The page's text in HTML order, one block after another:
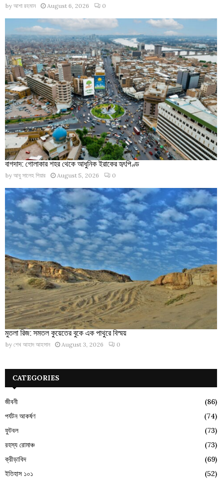
by আশা রহমান August 6, 2026 0
বাগদাদ: গোলাকার শহর থেকে আধুনিক ইরাকের হৃৎপিণ্ড
by আবু সালেহ পিয়ার August 5, 2026 0
মুতলা রিজ: সমতল কুয়েতের বুকে এক পাথুরে বিস্ময়
by শেখ আহাদ আহসান August 3, 2026 0
CATEGORIES
জীবনী
(86)
পর্যটন আকর্ষণ
(74)
ফুটবল
(73)
রহস্য রোমাঞ্চ
(73)
ক্রীড়াবিদ
(69)
ইতিহাস ১০১
(52)